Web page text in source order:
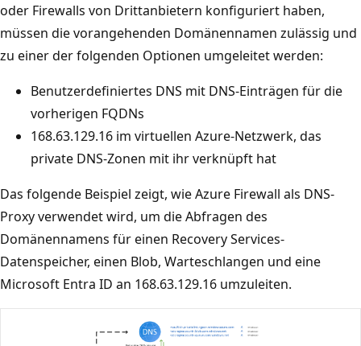
oder Firewalls von Drittanbietern konfiguriert haben,
müssen die vorangehenden Domänennamen zulässig und
zu einer der folgenden Optionen umgeleitet werden:
Benutzerdefiniertes DNS mit DNS-Einträgen für die
vorherigen FQDNs
168.63.129.16 im virtuellen Azure-Netzwerk, das
private DNS-Zonen mit ihr verknüpft hat
Das folgende Beispiel zeigt, wie Azure Firewall als DNS-
Proxy verwendet wird, um die Abfragen des
Domänennamens für einen Recovery Services-
Datenspeicher, einen Blob, Warteschlangen und eine
Microsoft Entra ID an 168.63.129.16 umzuleiten.